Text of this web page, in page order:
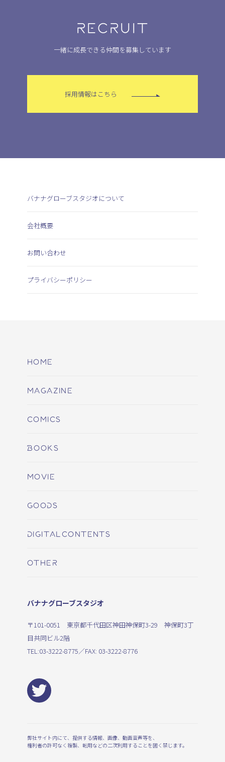
RECRUIT
一緒に成長できる仲間を募集しています
採用情報はこちら
バナナグローブスタジオについて
会社概要
お問い合わせ
プライバシーポリシー
HOME
MAGAZINE
COMICS
BOOKS
MOVIE
GOODS
DIGITALCONTENTS
OTHER
バナナグローブスタジオ
〒101-0051 東京都千代田区神田神保町3-29 神保町3丁
目共同ビル2階
TEL:03-3222-8775／FAX: 03-3222-8776
弊社サイト内にて、提供する情報、画像、動画音声等を、
権利者の許可なく複製、転用などの二次利用することを固く禁じます。